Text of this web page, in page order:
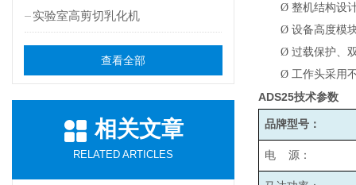
实验室高剪切乳化机
查看全部
相关文章
RELATED ARTICLES
Ø 整机结构设
Ø 设备高度模
Ø 过载保护、
Ø 工作头采用
ADS25技术参数
品牌型号：
电 源：